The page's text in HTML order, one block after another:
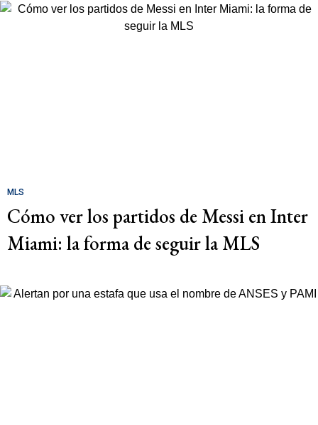
MLS
Cómo ver los partidos de Messi en Inter
Miami: la forma de seguir la MLS